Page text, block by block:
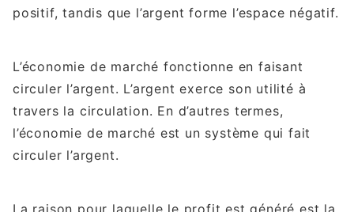
positif, tandis que l’argent forme l’espace négatif.
L’économie de marché fonctionne en faisant
circuler l’argent. L’argent exerce son utilité à
travers la circulation. En d’autres termes,
l’économie de marché est un système qui fait
circuler l’argent.
La raison pour laquelle le profit est généré est la